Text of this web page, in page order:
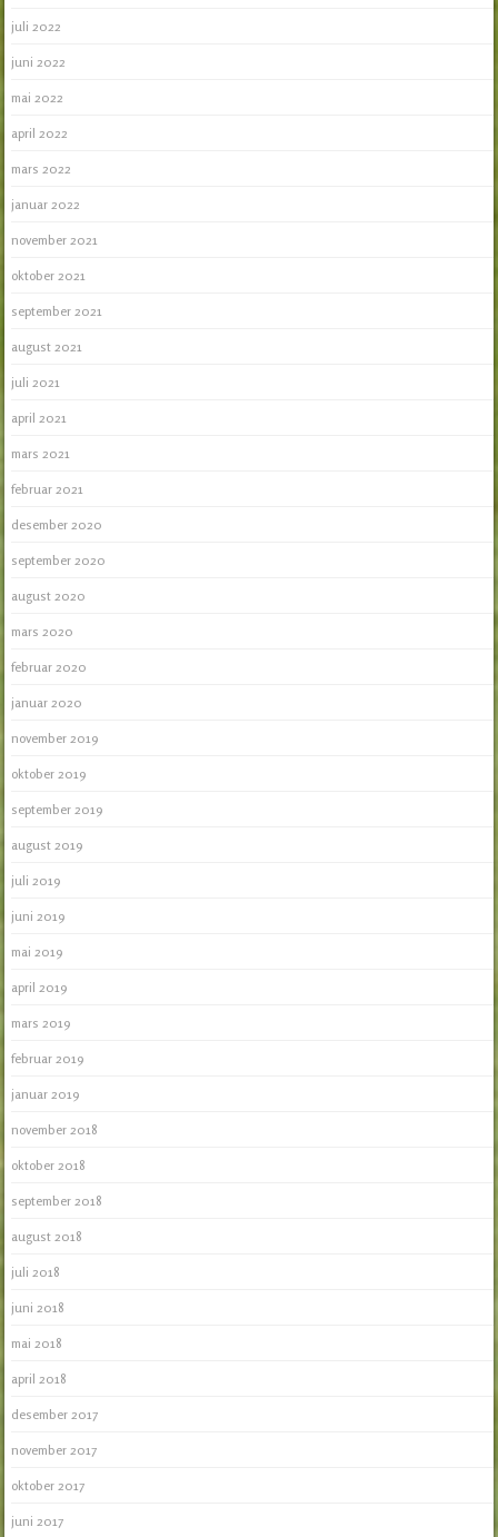
juli 2022
juni 2022
mai 2022
april 2022
mars 2022
januar 2022
november 2021
oktober 2021
september 2021
august 2021
juli 2021
april 2021
mars 2021
februar 2021
desember 2020
september 2020
august 2020
mars 2020
februar 2020
januar 2020
november 2019
oktober 2019
september 2019
august 2019
juli 2019
juni 2019
mai 2019
april 2019
mars 2019
februar 2019
januar 2019
november 2018
oktober 2018
september 2018
august 2018
juli 2018
juni 2018
mai 2018
april 2018
desember 2017
november 2017
oktober 2017
juni 2017